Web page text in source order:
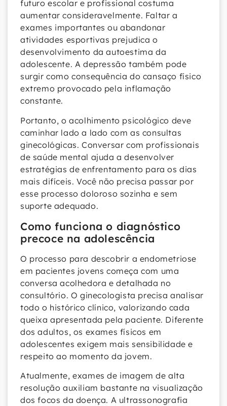
futuro escolar e profissional costuma
aumentar consideravelmente. Faltar a
exames importantes ou abandonar
atividades esportivas prejudica o
desenvolvimento da autoestima da
adolescente. A depressão também pode
surgir como consequência do cansaço físico
extremo provocado pela inflamação
constante.
Portanto, o acolhimento psicológico deve
caminhar lado a lado com as consultas
ginecológicas. Conversar com profissionais
de saúde mental ajuda a desenvolver
estratégias de enfrentamento para os dias
mais difíceis. Você não precisa passar por
esse processo doloroso sozinha e sem
suporte adequado.
Como funciona o diagnóstico
precoce na adolescência
O processo para descobrir a endometriose
em pacientes jovens começa com uma
conversa acolhedora e detalhada no
consultório. O ginecologista precisa analisar
todo o histórico clínico, valorizando cada
queixa apresentada pela paciente. Diferente
dos adultos, os exames físicos em
adolescentes exigem mais sensibilidade e
respeito ao momento da jovem.
Atualmente, exames de imagem de alta
resolução auxiliam bastante na visualização
dos focos da doença. A ultrassonografia